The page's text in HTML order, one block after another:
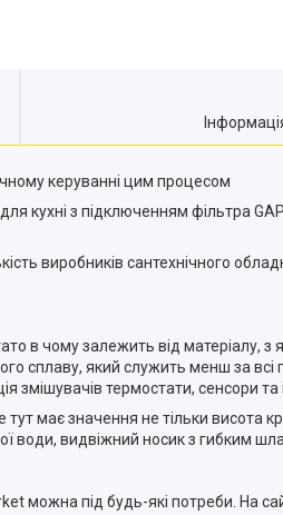
керуванні цим процесом
кухні з підключенням фільтра
виробників сантехнічного
в чому залежить від матеріалу, з
сплаву, який служить менш за
змішувачів термостати, сенсори
має значення не тільки висота
видвіжний носик з гибким
можна під будь-які потреби. На